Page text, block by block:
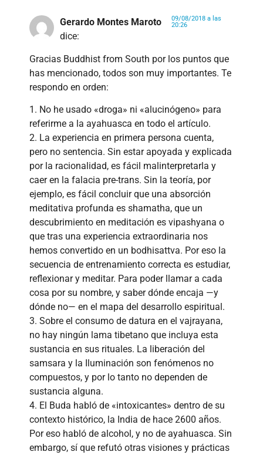
Gerardo Montes Maroto
dice:
09/08/2018 a las
20:26
Gracias Buddhist from South por los puntos que
has mencionado, todos son muy importantes. Te
respondo en orden:
1. No he usado «droga» ni «alucinógeno» para
referirme a la ayahuasca en todo el artículo.
2. La experiencia en primera persona cuenta,
pero no sentencia. Sin estar apoyada y explicada
por la racionalidad, es fácil malinterpretarla y
caer en la falacia pre-trans. Sin la teoría, por
ejemplo, es fácil concluir que una absorción
meditativa profunda es shamatha, que un
descubrimiento en meditación es vipashyana o
que tras una experiencia extraordinaria nos
hemos convertido en un bodhisattva. Por eso la
secuencia de entrenamiento correcta es estudiar,
reflexionar y meditar. Para poder llamar a cada
cosa por su nombre, y saber dónde encaja —y
dónde no— en el mapa del desarrollo espiritual.
3. Sobre el consumo de datura en el vajrayana,
no hay ningún lama tibetano que incluya esta
sustancia en sus rituales. La liberación del
samsara y la Iluminación son fenómenos no
compuestos, y por lo tanto no dependen de
sustancia alguna.
4. El Buda habló de «intoxicantes» dentro de su
contexto histórico, la India de hace 2600 años.
Por eso habló de alcohol, y no de ayahuasca. Sin
embargo, sí que refutó otras visiones y prácticas